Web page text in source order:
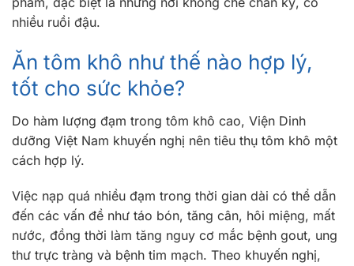
nhiều ruồi đậu.
Ăn tôm khô như thế nào hợp lý,
tốt cho sức khỏe?
Do hàm lượng đạm trong tôm khô cao, Viện Dinh
dưỡng Việt Nam khuyến nghị nên tiêu thụ tôm khô một
cách hợp lý.
Việc nạp quá nhiều đạm trong thời gian dài có thể dẫn
đến các vấn đề như táo bón, tăng cân, hôi miệng, mất
nước, đồng thời làm tăng nguy cơ mắc bệnh gout, ung
thư trực tràng và bệnh tim mạch. Theo khuyến nghị,